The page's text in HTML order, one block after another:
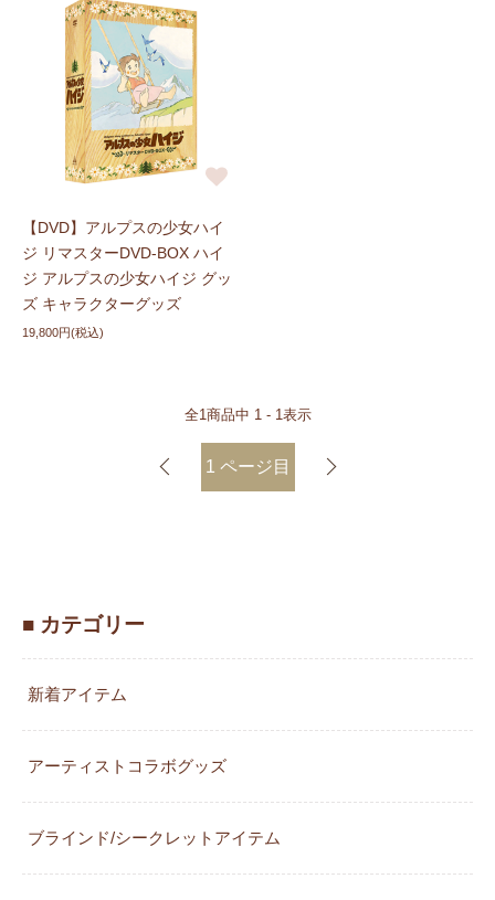
【DVD】アルプスの少女ハイ
ジ リマスターDVD-BOX ハイ
ジ アルプスの少女ハイジ グッ
ズ キャラクターグッズ
19,800円(税込)
全1商品中 1 - 1表示
1 ページ目
■ カテゴリー
新着アイテム
アーティストコラボグッズ
ブラインド/シークレットアイテム